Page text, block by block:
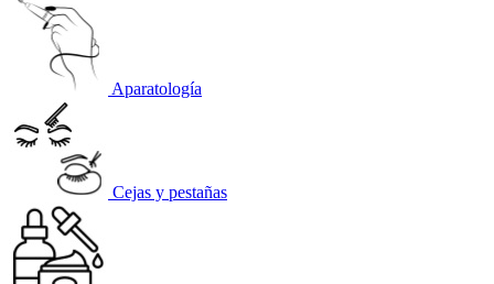
Aparatología
Cejas y pestañas